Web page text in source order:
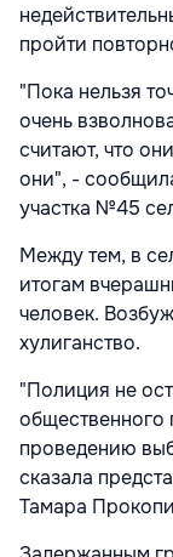
пройти
"Пока нельзя
очень
считают, что
они", -
участка №45
Между тем, в
итогам
человек.
хулиганство.
"Полиция не
общественного
проведению
сказала
Тамара